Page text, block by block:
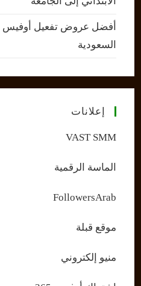
السعودية
إعلانات
VAST SMM
الماسة الرقمية
FollowersArab
موقع قبلة
منيو إلكتروني